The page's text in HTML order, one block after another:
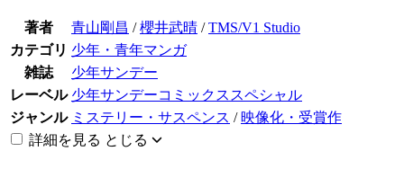
著者 青山剛昌 /櫻井武晴 /TMS/V1 Studio
カテゴリ 少年・青年マンガ
雑誌
少年サンデー
レーベル 少年サンデーコミックススペシャル
ジャンル ミステリー・サスペンス / 映像化・受賞作
詳細を見る とじる